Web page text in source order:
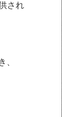
され
、